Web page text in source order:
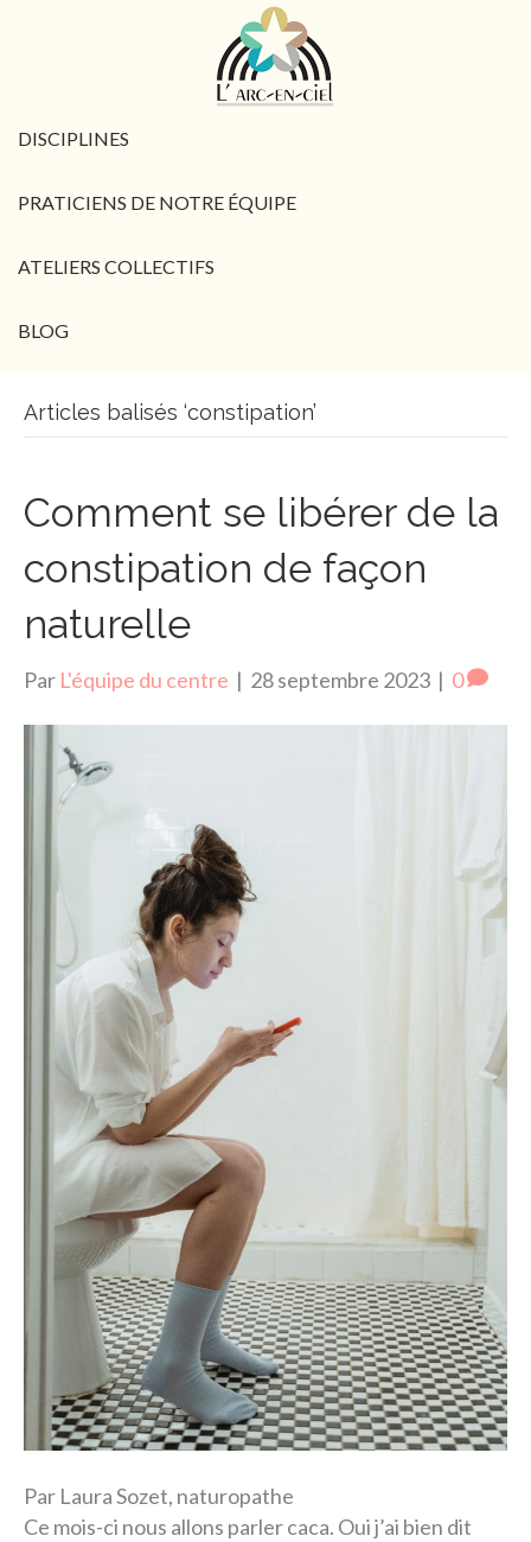
DISCIPLINES
PRATICIENS DE NOTRE ÉQUIPE
ATELIERS COLLECTIFS
BLOG
Articles balisés ‘constipation’
Comment se libérer de la
constipation de façon
naturelle
Par L'équipe du centre | 28 septembre 2023 | 0
Par Laura Sozet, naturopathe
Ce mois-ci nous allons parler caca. Oui j’ai bien dit